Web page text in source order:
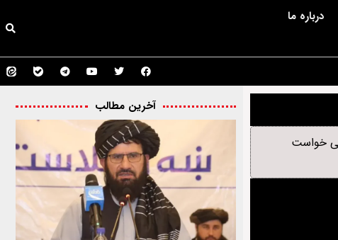
درباره ما
خواست
آخرین مطالب